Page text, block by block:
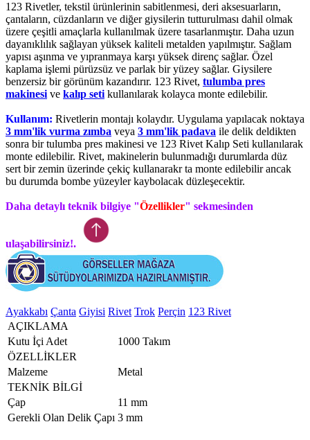
123 Rivetler, tekstil ürünlerinin sabitlenmesi, deri aksesuarların,
çantaların, cüzdanların ve diğer giysilerin tutturulması dahil olmak
üzere çeşitli amaçlarla kullanılmak üzere tasarlanmıştır. Daha uzun
dayanıklılık sağlayan yüksek kaliteli metalden yapılmıştır. Sağlam
yapısı aşınma ve yıpranmaya karşı yüksek direnç sağlar. Özel
kaplama işlemi pürüzsüz ve parlak bir yüzey sağlar. Giysilere
benzersiz bir görünüm kazandırır. 123 Rivet, tulumba pres
makinesi ve kalıp seti kullanılarak kolayca monte edilebilir.
Kullanım: Rivetlerin montajı kolaydır. Uygulama yapılacak noktaya
3 mm'lik vurma zımba veya 3 mm'lik padava ile delik deldikten
sonra bir tulumba pres makinesi ve 123 Rivet Kalıp Seti kullanılarak
monte edilebilir. Rivet, makinelerin bulunmadığı durumlarda düz
sert bir zemin üzerinde çekiç kullanarakr ta monte edilebilir ancak
bu durumda bombe yüzeyler kaybolacak düzleşecektir.
Daha detaylı teknik bilgiye "Özellikler" sekmesinden
ulaşabilirsiniz!.
Ayakkabı Çanta Giyisi Rivet Trok Perçin 123 Rivet
AÇIKLAMA
Kutu İçi Adet
1000 Takım
ÖZELLİKLER
Malzeme
Metal
TEKNİK BİLGİ
Çap
11 mm
Gerekli Olan Delik Çapı 3 mm